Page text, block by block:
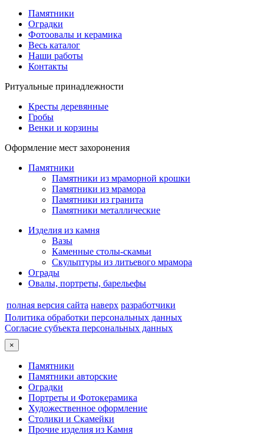
Памятники
Оградки
Фотоовалы и керамика
Весь каталог
Наши работы
Контакты
Ритуальные принадлежности
Кресты деревянные
Гробы
Венки и корзины
Оформление мест захоронения
Памятники
Памятники из мраморной крошки
Памятники из мрамора
Памятники из гранита
Памятники металлические
Изделия из камня
Вазы
Каменные столы-скамьи
Скульптуры из литьевого мрамора
Ограды
Овалы, портреты, барельефы
полная версия сайта наверх разработчики
Политика обработки персональных данных
Согласие субъекта персональных данных
×
Памятники
Памятники авторские
Оградки
Портреты и Фотокерамика
Художественное оформление
Столики и Скамейки
Прочие изделия из Камня